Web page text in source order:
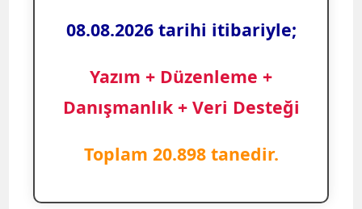
08.08.2026 tarihi itibariyle;
Yazım + Düzenleme +
Danışmanlık + Veri Desteği
Toplam 20.898 tanedir.